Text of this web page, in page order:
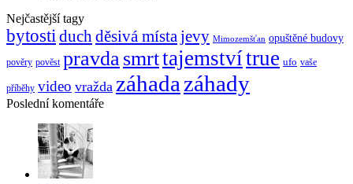
Nejčastější tagy
bytostiduch děsivá místa jevy Mimozemšťan opuštěné budovy
pověry pověst pravdasmrttajemstvítrue ufo vaše
příběhy video vražda záhada záhady
Poslední komentáře